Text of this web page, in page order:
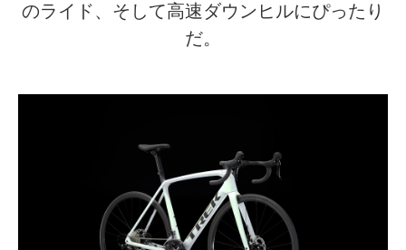
のライド、そして高速ダウンヒルにぴったり
だ。